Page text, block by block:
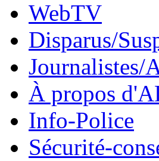
WebTV
Disparus/
Journalistes/
À propos
Info-Police
Sécurité-